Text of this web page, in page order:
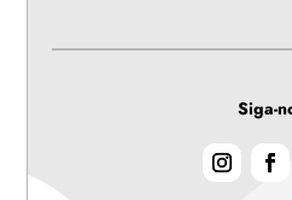
Siga-